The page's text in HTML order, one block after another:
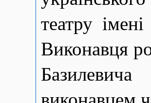
театру
Виконавця